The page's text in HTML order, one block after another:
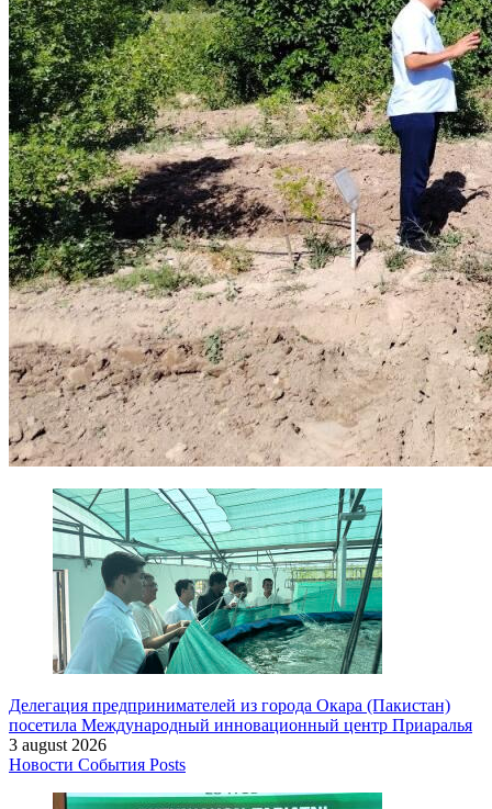
Делегация предпринимателей из города Окара (Пакистан)
посетила Международный инновационный центр Приаралья
3 august 2026
Новости События Posts